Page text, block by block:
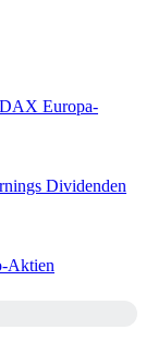
Europa-
Dividenden
Aktien